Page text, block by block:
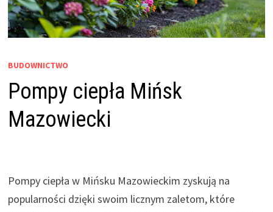
BUDOWNICTWO
Pompy ciepła Mińsk
Mazowiecki
Pompy ciepła w Mińsku Mazowieckim zyskują na
popularności dzięki swoim licznym zaletom, które